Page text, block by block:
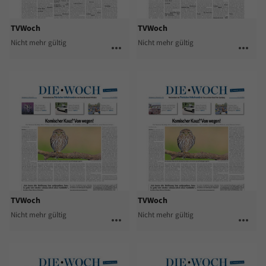
TVWoch
Nicht mehr gültig more_horiz
TVWoch
Nicht mehr gültig more_horiz
TVWoch
Nicht mehr gültig more_horiz
TVWoch
Nicht mehr gültig more_horiz